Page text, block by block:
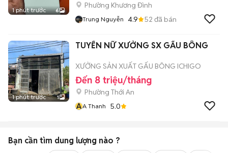
1 phút trước 6
Phường Khương Đình
Trung Nguyễn 4.9 52 đã bán
1 phút trước 1
TUYỂN NỮ XƯỞNG SX GẤU BÔNG
XƯỞNG SẢN XUẤT GẤU BÔNG ICHIGO
Đến 8 triệu/tháng
Phường Thới An
AA Thanh 5.0
Bạn cần tìm dung lượng nào ?